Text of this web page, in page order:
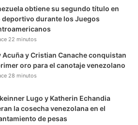
obtiene su segundo título en
deportivo durante los Juegos
22 minutos
Acuña y Cristian Canache conquistan
oro para el canotaje venezolano
28 minutos
Lugo y Katherin Echandia
la cosecha venezolana en el
de pesas